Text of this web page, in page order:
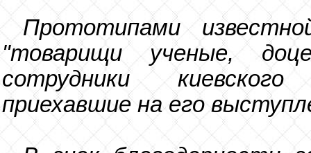
Прототипами
"товарищи ученые,
сотрудники
приехавшие на его